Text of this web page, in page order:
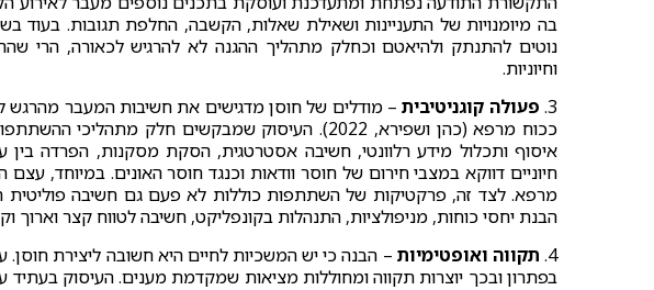
בה מיומנויות של התעניינות ושאילת שאלות, הקשבה, החלפת תגובות. בעוד
נוטים להתנתק ולהיאטם וכחלק מתהליך ההגנה לא להרגיש לכאורה, הרי
וחיוניות.
3. פעולה קוגניטיבית– מודלים של חוסן מדגישים את חשיבות המעבר מהרגש
ככוח מרפא (כהן ושפירא, 2022). העיסוק שמבקשים חלק
איסוף ותכלול מידע רלוונטי, חשיבה אסטרטגית, הסקת מסקנות, הפרדה בין
חיוניים דווקא במצבי חירום של חוסר וודאות וכנגד חוסר האונים. במיוחד,
מרפא. לצד זה, פרקטיקות של השתתפות כוללות לא פעם גם חשיבה פוליטית
הבנת יחסי כוחות, מניפולציות, התנהלות בקונפליקט, חשיבה לטווח קצר וארוך
4. תקווה ואופטימיות – הבנה כי יש המשכיות לחיים היא חשובה ליצירת
בפתרון ובכך יוצרות תקווה ומחוללות מציאות שמקדמת מענים. העיסוק